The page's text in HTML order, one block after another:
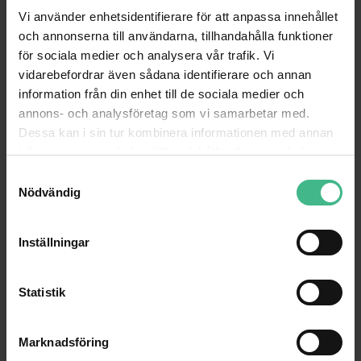
Vi använder enhetsidentifierare för att anpassa innehållet
och annonserna till användarna, tillhandahålla funktioner
för sociala medier och analysera vår trafik. Vi
vidarebefordrar även sådana identifierare och annan
information från din enhet till de sociala medier och
annons- och analysföretag som vi samarbetar med.
Dessa kan i sin tur kombinera informationen med annan
information som du har tillhandahållit eller som de har
Nödvändig
Inställningar
Statistik
Marknadsföring